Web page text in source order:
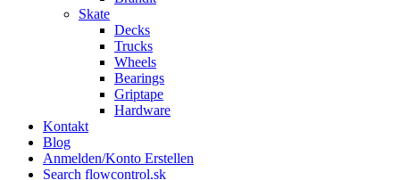
Skate
Decks
Trucks
Wheels
Bearings
Griptape
Hardware
Kontakt
Blog
Anmelden/Konto Erstellen
Search flowcontrol.sk